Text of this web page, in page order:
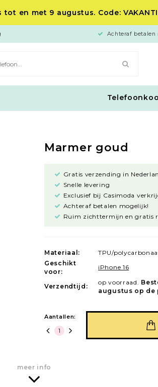
en met 9 augustus. Code:
Achteraf betalen
Marmer goud
Gratis verzending in
Snelle levering
Exclusief bij Casimoda
Achteraf betalen mogelijk!
Ruim zichttermijn en gratis
Materiaal:
TPU/
Geschikt
voor:
iPhone 16
Verzendtijd:
op voorraad.
augustus op de
Aantallen:
meer info